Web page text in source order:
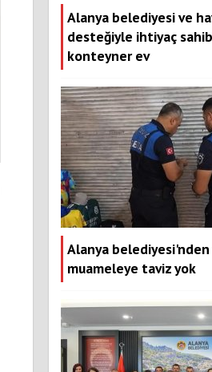
Alanya belediyesi ve
desteğiyle ihtiyaç
konteyner ev
Alanya
muameleye taviz yok